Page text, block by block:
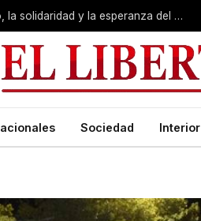
San Cayetano: Pedro valoró “el trabajo, la solidaridad y la esperanza del pueblo”
Sociedad Interior